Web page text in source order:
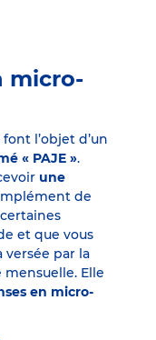
micro-
l’objet d’un
« PAJE ».
une
de
et que vous
versée par la
Elle
en micro-